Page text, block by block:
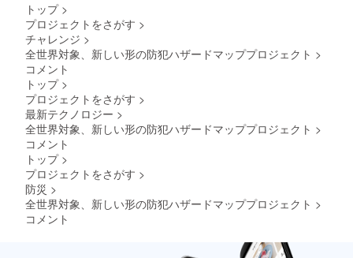
トップ >
プロジェクトをさがす >
チャレンジ >
全世界対象、新しい形の防犯ハザードマッププロジェクト >
コメント
トップ >
プロジェクトをさがす >
最新テクノロジー >
全世界対象、新しい形の防犯ハザードマッププロジェクト >
コメント
トップ >
プロジェクトをさがす >
防災 >
全世界対象、新しい形の防犯ハザードマッププロジェクト >
コメント